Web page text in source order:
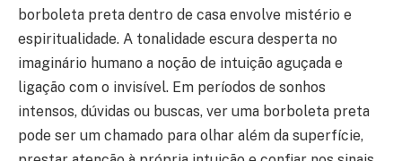
borboleta preta dentro de casa envolve mistério e
espiritualidade. A tonalidade escura desperta no
imaginário humano a noção de intuição aguçada e
ligação com o invisível. Em períodos de sonhos
intensos, dúvidas ou buscas, ver uma borboleta preta
pode ser um chamado para olhar além da superfície,